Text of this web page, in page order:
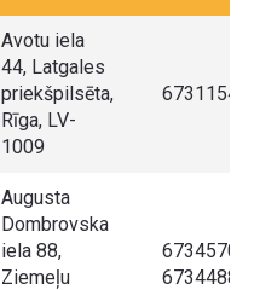
Avotu iela
44, Latgales
priekšpilsēta,
Rīga, LV-
1009
67311546
Augusta
Dombrovska
iela 88,
Ziemeļu
67345707,
67344889